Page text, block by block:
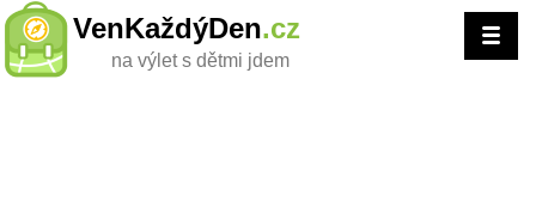
VenKaždýDen.cz
na výlet s dětmi jdem